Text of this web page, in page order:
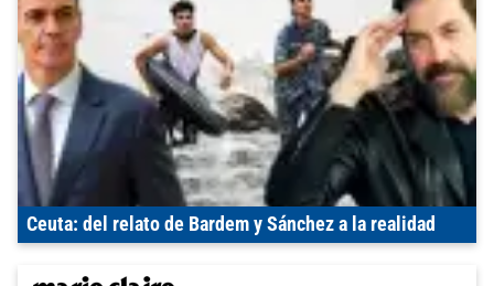
Ceuta: del relato de Bardem y Sánchez a la realidad